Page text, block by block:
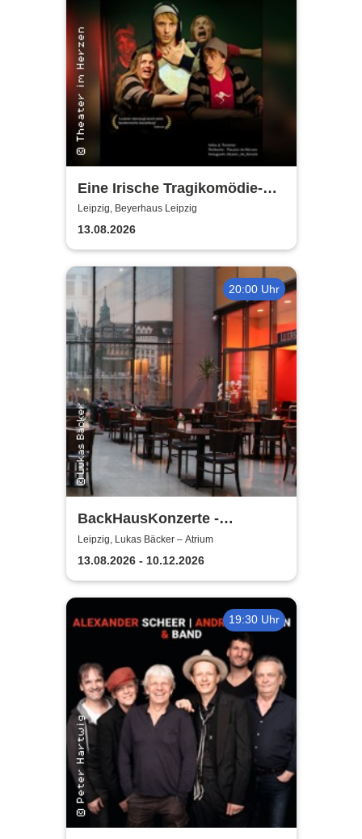
Eine Irische Tragikomödie-
Das Kleingeld | Getreu dem
Motto: Wir lachen, weil wir
weinen
Leipzig, Beyerhaus Leipzig
13.08.2026
20:00 Uhr
BackHausKonzerte -
Kammermusik mit der
Sinfonia Leipzig
Leipzig, Lukas Bäcker – Atrium
13.08.2026 - 10.12.2026
19:30 Uhr